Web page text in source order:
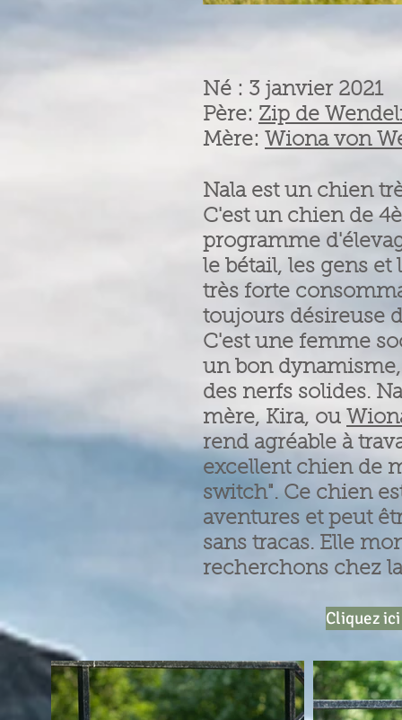
Né : 3 janvier 2021
Père: Zip de
Mère: Wiona von
Nala est un chien
C'est un chien de
programme
le bétail, les gens et
très forte
toujours désireuse
C'est une femme
un bon
des nerfs solides.
mère, Kira, ou
rend agréable à
excellent chien de
switch". Ce chien
aventures et peut
sans tracas. Elle
recherchons chez
Cliquez